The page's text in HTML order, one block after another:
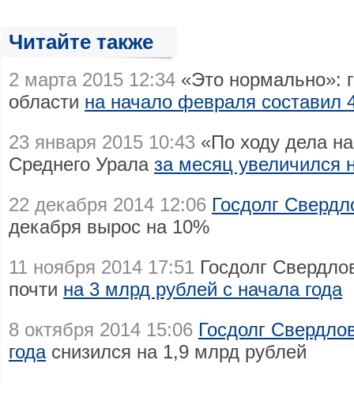
Читайте также
2 марта 2015 12:34 «Это нормально»:
области на начало февраля составил
23 января 2015 10:43 «По ходу дела
Среднего Урала за месяц увеличился
22 декабря 2014 12:06 Госдолг
декабря вырос на 10%
11 ноября 2014 17:51 Госдолг
почти на 3 млрд рублей с начала года
8 октября 2014 15:06 Госдолг
годаснизился на 1,9 млрд рублей